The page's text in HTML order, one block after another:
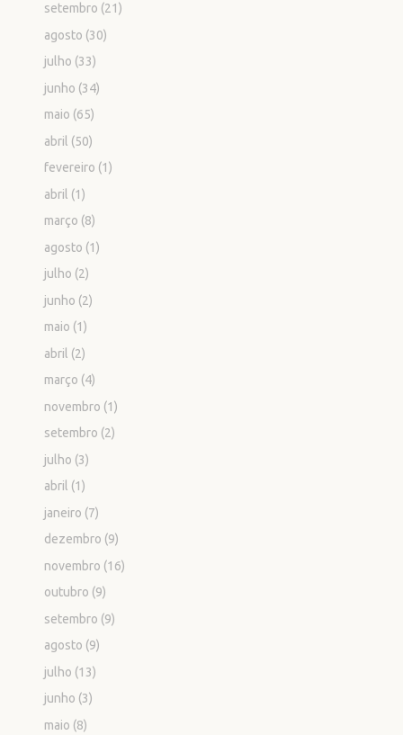
setembro (21)
agosto (30)
julho (33)
junho (34)
maio (65)
abril (50)
fevereiro (1)
abril (1)
março (8)
agosto (1)
julho (2)
junho (2)
maio (1)
abril (2)
março (4)
novembro (1)
setembro (2)
julho (3)
abril (1)
janeiro (7)
dezembro (9)
novembro (16)
outubro (9)
setembro (9)
agosto (9)
julho (13)
junho (3)
maio (8)